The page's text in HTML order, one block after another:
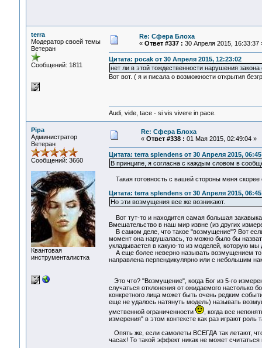
terra
Модератор своей темы
Ветеран
Сообщений: 1811
Re: Сфера Блоха
« Ответ #337 : 30 Апреля 2015, 16:33:37
Цитата: pocak от 30 Апреля 2015, 12:23:02
нет ли в этой тождественности нарушения закона
Вот вот. ( я и писала о возможности открытия
Audi, vide, tace - si vis vivere in pace.
Pipa
Администратор
Ветеран
Сообщений: 3660
Квантовая
инструменталистка
Re: Сфера Блоха
« Ответ #338 : 01 Мая 2015, 02:49:04 »
Цитата: terra splendens от 30 Апреля 2015,
В принципе, я согласна с каждым словом в
Такая готовность с вашей стороны меня скорее
Цитата: terra splendens от 30 Апреля 2015,
Но эти возмущения все же возникают.
Вот тут-то и находится самая большая
Вмешательство в наш мир извне (из других
В самом деле, что такое "возмущение"? Вот
момент она нарушалась, то можно было бы
укладывается в какую-то из моделей, которую
А еще более неверно называть возмущением
направлена перпендикулярно или с небольшим
Это что? "Возмущение", когда Бог из 5-го
случаться отклонения от ожидаемого
конкретного лица может быть очень редким
еще не удалось натянуть модель) называть
умственной ограниченности
, когда все
измерения" в этом контексте как раз играют
Опять же, если самолеты ВСЕГДА так летают,
часах! То такой эффект никак не может